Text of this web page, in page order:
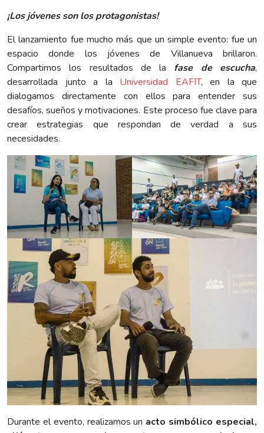
¡Los jóvenes son los protagonistas!
El lanzamiento fue mucho más que un simple evento: fue un
espacio donde los jóvenes de Villanueva brillaron.
Compartimos los resultados de la fase de escucha,
desarrollada junto a la Universidad EAFIT, en la que
dialogamos directamente con ellos para entender sus
desafíos, sueños y motivaciones. Este proceso fue clave para
crear estrategias que respondan de verdad a sus
necesidades.
Durante el evento, realizamos un acto simbólico especial,